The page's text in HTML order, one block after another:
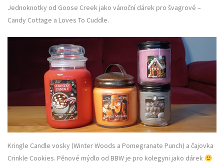
Jednoknotky od Goose Creek jako vánoční dárek pro švagrové –
Candy Cottage a Loves To Cuddle.
Kringle Candle vosky (Winter Woods a Pomegranate Punch) a čajovka
Crinkle Cookies. Pěnové mýdlo od BBW je pro kolegyni jako dárek